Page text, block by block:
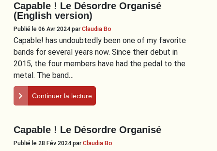
Capable ! Le Désordre Organisé
(English version)
Publié le 06 Avr 2024 parClaudia Bo
Capable! has undoubtedly been one of my favorite
bands for several years now. Since their debut in
2015, the four members have had the pedal to the
metal. The band…
Continuer la lecture
Capable ! Le Désordre Organisé
Publié le 28 Fév 2024 parClaudia Bo